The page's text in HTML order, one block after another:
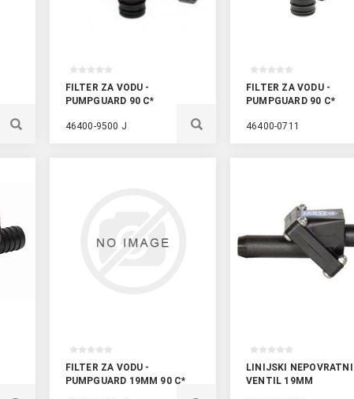
FILTER ZA VODU -
PUMPGUARD 90 C*
46400-9500 J
FILTER ZA VODU -
PUMPGUARD 90 C*
46400-0711
FILTER ZA VODU -
PUMPGUARD 19MM 90 C*
LINIJSKI NEPOVRATNI
VENTIL 19MM